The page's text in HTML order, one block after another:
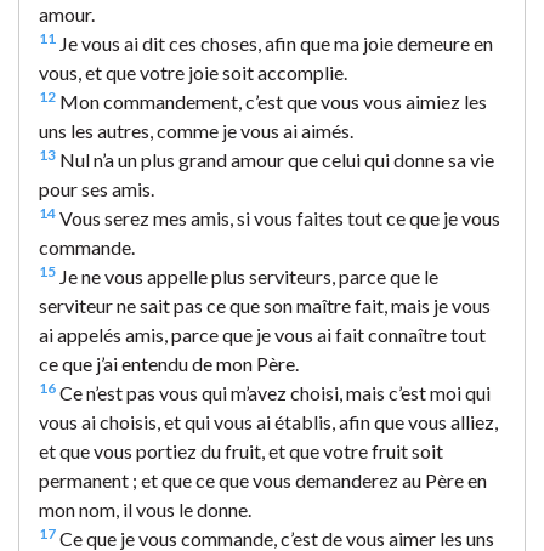
amour.
11 Je vous ai dit ces choses, afin que ma joie demeure en
vous, et que votre joie soit accomplie.
12 Mon commandement, c’est que vous vous aimiez les
uns les autres, comme je vous ai aimés.
13 Nul n’a un plus grand amour que celui qui donne sa vie
pour ses amis.
14 Vous serez mes amis, si vous faites tout ce que je vous
commande.
15 Je ne vous appelle plus serviteurs, parce que le
serviteur ne sait pas ce que son maître fait, mais je vous
ai appelés amis, parce que je vous ai fait connaître tout
ce que j’ai entendu de mon Père.
16 Ce n’est pas vous qui m’avez choisi, mais c’est moi qui
vous ai choisis, et qui vous ai établis, afin que vous alliez,
et que vous portiez du fruit, et que votre fruit soit
permanent ; et que ce que vous demanderez au Père en
mon nom, il vous le donne.
17 Ce que je vous commande, c’est de vous aimer les uns